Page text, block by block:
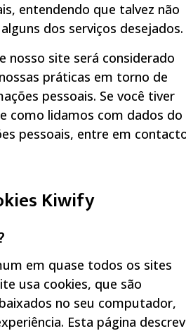
entendendo que talvez não
dos serviços desejados.
nosso site será considerado
práticas em torno de
pessoais. Se você tiver
como lidamos com dados do
pessoais, entre em
Kiwify
em quase todos os sites
usa cookies, que são
no seu computador,
Esta página